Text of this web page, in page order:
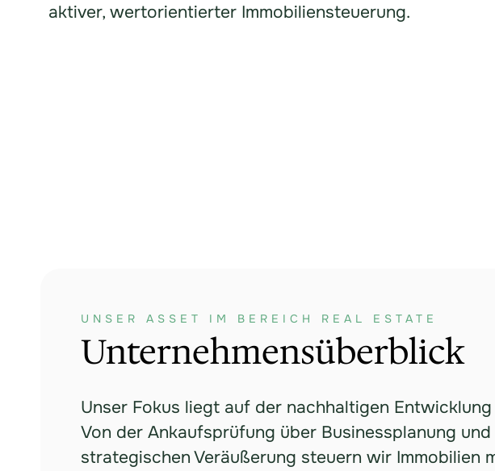
aktiver, wertorientierter Immobiliensteuerung.
UNSER ASSET IM BEREICH REAL ESTATE
Unternehmensüberblick
Unser Fokus liegt auf der nachhaltigen
Von der Ankaufsprüfung über Businessplanung
strategischen Veräußerung steuern wir Immobilien